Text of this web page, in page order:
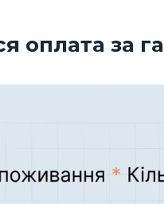
оплата за